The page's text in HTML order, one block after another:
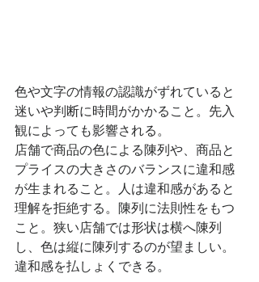
色や文字の情報の認識がずれていると
迷いや判断に時間がかかること。先入
観によっても影響される。
店舗で商品の色による陳列や、商品と
プライスの大きさのバランスに違和感
が生まれること。人は違和感があると
理解を拒絶する。陳列に法則性をもつ
こと。狭い店舗では形状は横へ陳列
し、色は縦に陳列するのが望ましい。
違和感を払しょくできる。